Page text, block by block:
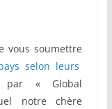
vous soumettre
selon leurs
par « Global
notre chère